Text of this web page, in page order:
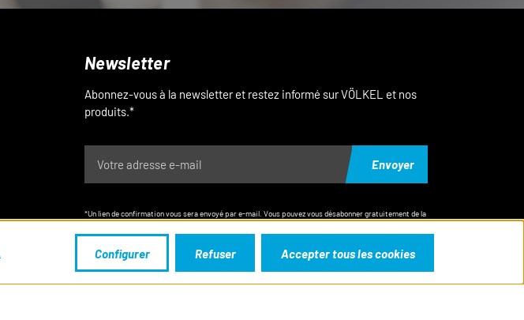
Newsletter
Abonnez-vous à la newsletter et restez informé sur VÖLKEL et nos
produits.*
Envoyer
*Un lien de confirmation vous sera envoyé par e-mail. Vous pouvez vous désabonner gratuitement de la
newsletter à tout moment.
Refuser
Configurer Accepter tous les cookies